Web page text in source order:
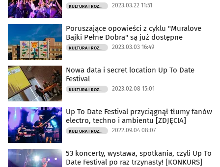
2023.03.22 11:51
Poruszające opowieści z cyklu "Muralove
Bajki Pełne Dobra" są już dostępne
2023.03.03 16:49
Nowa data i secret location Up To Date
Festival
2023.02.08 15:01
Up To Date Festival przyciągnął tłumy fanów
electro, techno i ambientu [ZDJĘCIA]
2022.09.04 08:07
53 koncerty, wystawa, spotkania, czyli Up To
Date Festival po raz trzynasty! [KONKURS]